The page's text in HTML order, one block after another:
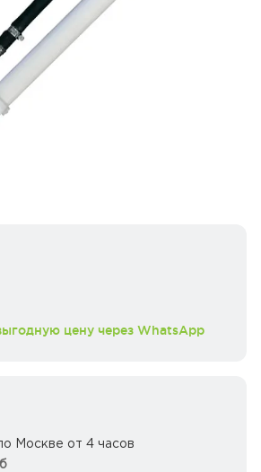
цену через WhatsApp
Москве от 4 часов